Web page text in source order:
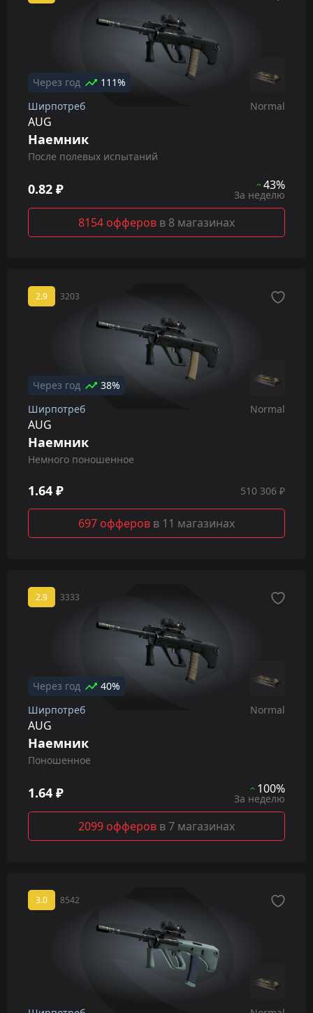
Через год
111%
Ширпотреб
Normal
AUG
Наемник
После полевых испытаний
0.82 ₽ 43%
За неделю
8154 офферов в 8 магазинах
2.9 3203
Через год
38%
Ширпотреб
Normal
AUG
Наемник
Немного поношенное
1.64 ₽ 510 306 ₽
697 офферов в 11 магазинах
2.9 3333
Через год
40%
Ширпотреб
Normal
AUG
Наемник
Поношенное
1.64 ₽ 100%
За неделю
2099 офферов в 7 магазинах
3.0 8542